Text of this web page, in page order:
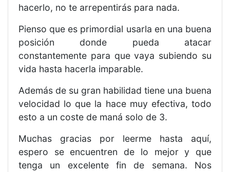
hacerlo, no te arrepentirás para nada.
Pienso que es primordial usarla en una buena
posición donde pueda atacar
constantemente para que vaya subiendo su
vida hasta hacerla imparable.
Además de su gran habilidad tiene una buena
velocidad lo que la hace muy efectiva, todo
esto a un coste de maná solo de 3.
Muchas gracias por leerme hasta aquí,
espero se encuentren de lo mejor y que
tenga un excelente fin de semana. Nos